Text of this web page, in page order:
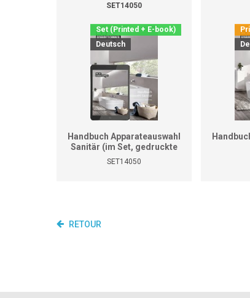
SET14050
Set (Printed + E-book)
Deutsch
Handbuch Apparateauswahl
Sanitär (im Set, gedruckte
Ausgabe inkl. E-Book)
SET14050
RETOUR